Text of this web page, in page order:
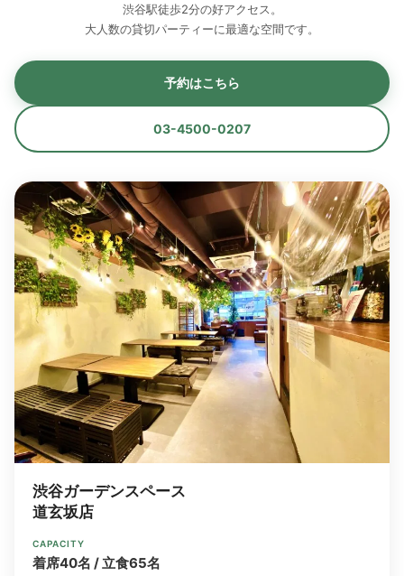
渋谷駅徒歩2分の好アクセス。
大人数の貸切パーティーに最適な空間です。
予約はこちら
03-4500-0207
渋谷ガーデンスペース
道玄坂店
CAPACITY
着席40名 / 立食65名